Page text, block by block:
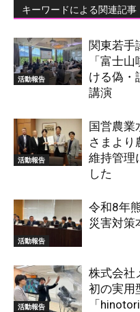
キーワードによる関連記事
活動報告
関東若手
「富士
ける偽・
講演
活動報告
国営農業
さまより
維持管理
した
活動報告
令和8年
災害対策
活動報告
株式会社
初の実用
「